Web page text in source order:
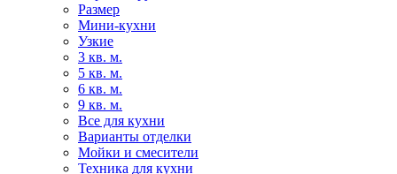
Размер
Мини-кухни
Узкие
3 кв. м.
5 кв. м.
6 кв. м.
9 кв. м.
Все для кухни
Варианты отделки
Мойки и смесители
Техника для кухни